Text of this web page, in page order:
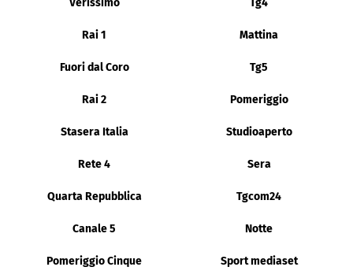
Rai 1 Mattina
Fuori dal Coro Tg5
Rai 2 Pomeriggio
Stasera Italia Studioaperto
Rete 4 Sera
Quarta Repubblica Tgcom24
Canale 5 Notte
Pomeriggio Cinque Sport mediaset